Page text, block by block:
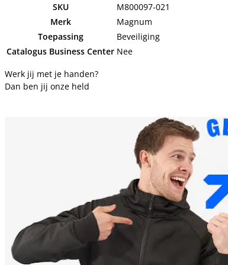
SKU
M800097-021
Merk
Magnum
Toepassing
Beveiliging
Catalogus Business Center Nee
Werk jij met je handen?
Dan ben jij onze held